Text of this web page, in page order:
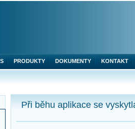
Při běhu aplikace se
PRODUKTY DOKUMENTY KONTAKT